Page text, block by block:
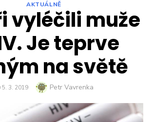
AKTUÁLNĚ
vyléčili muže
Je teprve
na světě
POSTED
5. 3. 2019 Author
Petr Vavrenka